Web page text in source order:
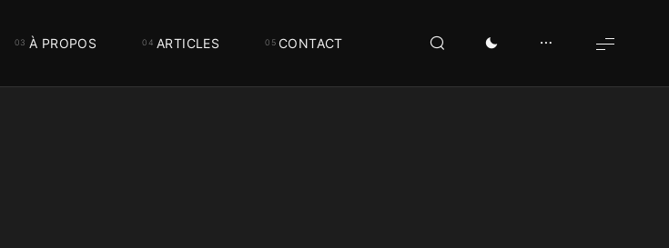
À PROPOS ARTICLES CONTACT